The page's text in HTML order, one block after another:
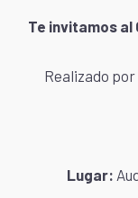
Te invitamos al
Realizado
Lugar: